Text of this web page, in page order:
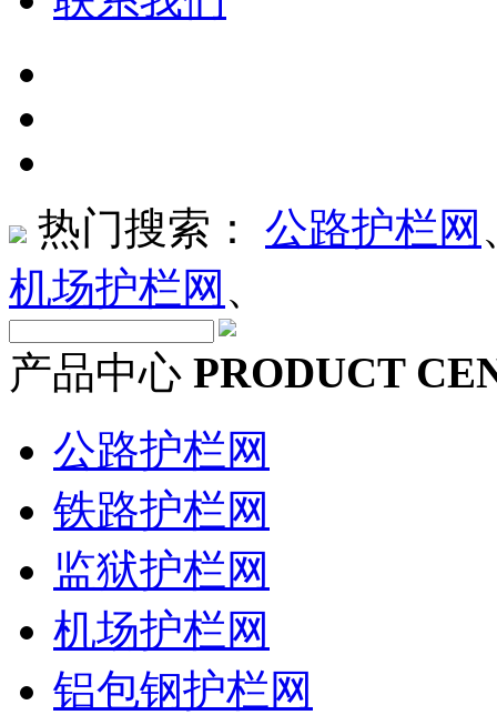
热门搜索： 公路护栏网
机场护栏网 、
产品中心 PRODUCT
公路护栏网
铁路护栏网
监狱护栏网
机场护栏网
铝包钢护栏网